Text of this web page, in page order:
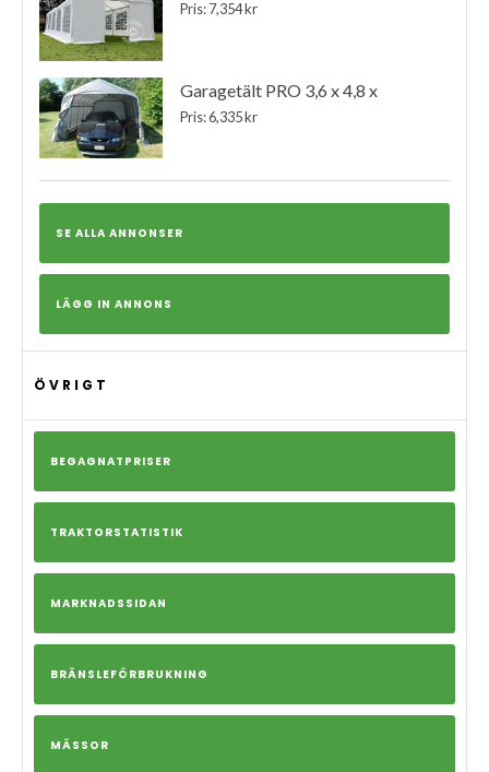
Pris: 7,354 kr
Garagetält PRO 3,6 x 4,8 x
Pris: 6,335 kr
SE ALLA ANNONSER
LÄGG IN ANNONS
ÖVRIGT
BEGAGNATPRISER
TRAKTORSTATISTIK
MARKNADSSIDAN
BRÄNSLEFÖRBRUKNING
MÄSSOR